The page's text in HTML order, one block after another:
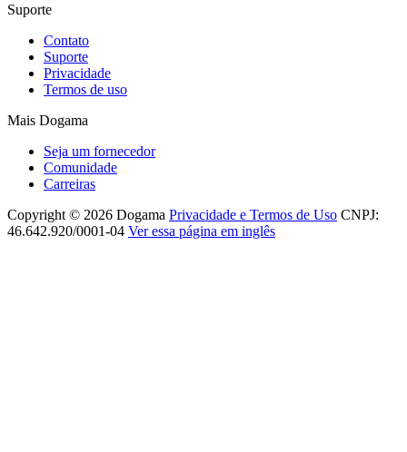
Suporte
Contato
Suporte
Privacidade
Termos de uso
Mais Dogama
Seja um fornecedor
Comunidade
Carreiras
Copyright © 2026 Dogama Privacidade e Termos de Uso CNPJ:
46.642.920/0001-04 Ver essa página em inglês